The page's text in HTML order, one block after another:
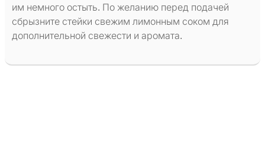
им немного остыть. По желанию перед подачей
сбрызните стейки свежим лимонным соком для
дополнительной свежести и аромата.